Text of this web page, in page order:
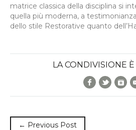
matrice classica della disciplina si
quella più moderna, a
dello stile Restorative quanto
LA CONDIVISIONE
Facebook
Twitter
← Previous Post